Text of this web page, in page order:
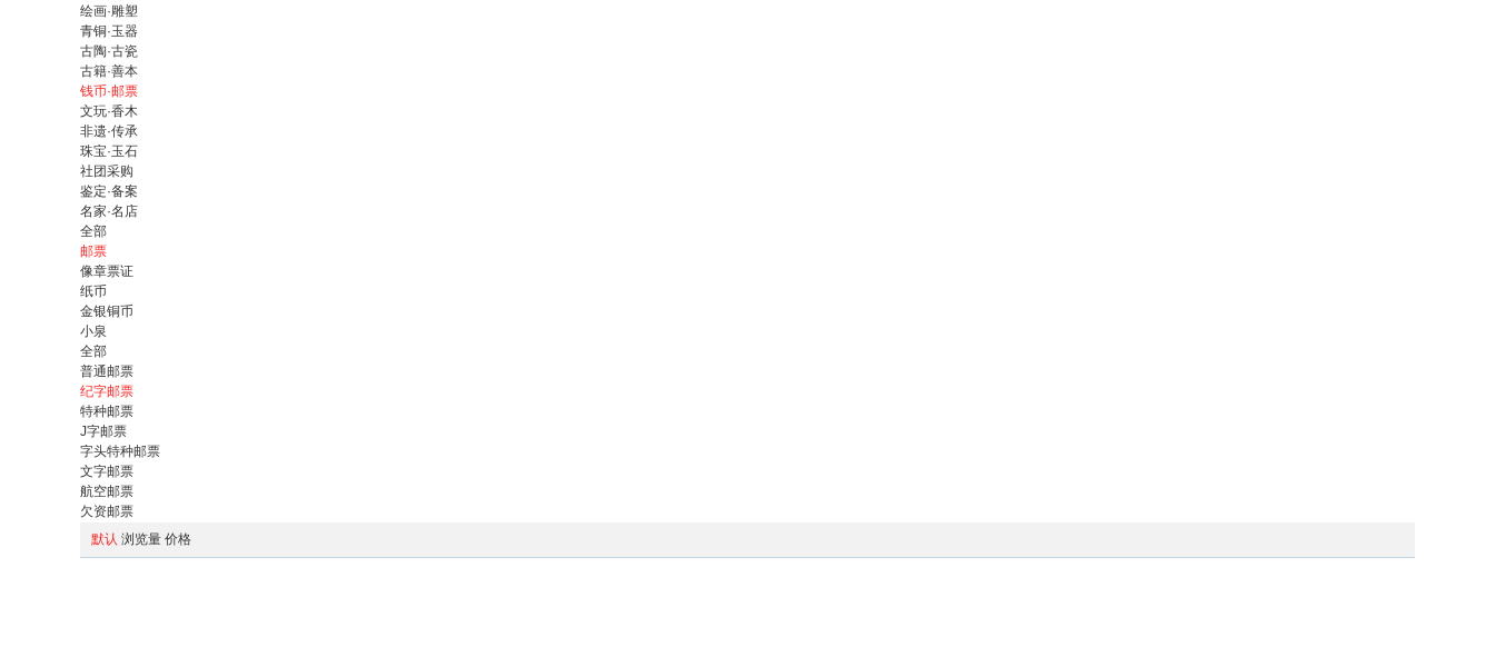
绘画·雕塑
青铜·玉器
古陶·古瓷
古籍·善本
钱币·邮票
文玩·香木
非遗·传承
珠宝·玉石
社团采购
鉴定·备案
名家·名店
全部
邮票
像章票证
纸币
金银铜币
小泉
全部
普通邮票
纪字邮票
特种邮票
J字邮票
字头特种邮票
文字邮票
航空邮票
欠资邮票
默认 浏览量 价格